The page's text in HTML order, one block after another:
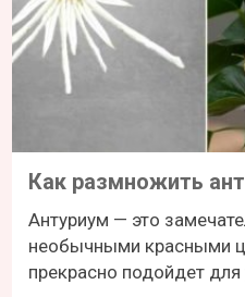
Как размножить
Антуриум — это
необычными красными
прекрасно подойдет